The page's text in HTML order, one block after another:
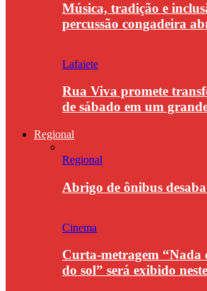
Música, tradição e
percussão congadeira
Lafaiete
Rua Viva promete
de sábado em um
Regional
Regional
Abrigo de ônibus
Cinema
Curta-metragem “Nada
do sol” será exibido